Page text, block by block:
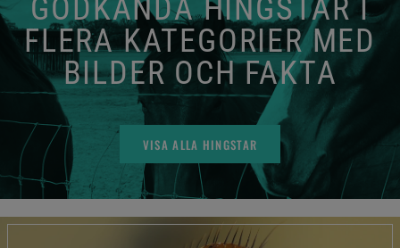
GODKÄNDA HINGSTAR I
FLERA KATEGORIER MED
BILDER OCH FAKTA
VISA ALLA HINGSTAR